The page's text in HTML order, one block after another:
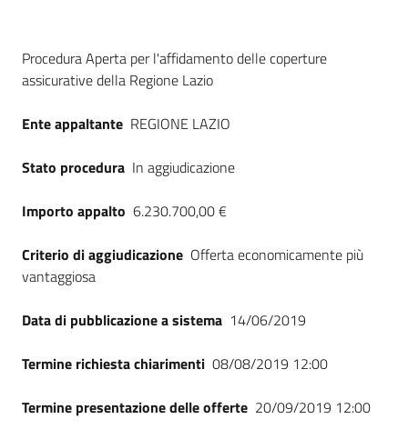
Dati del bando
Procedura Aperta per l'affidamento delle coperture
assicurative della Regione Lazio
Ente appaltante REGIONE LAZIO
Stato procedura In aggiudicazione
Importo appalto 6.230.700,00 €
Criterio di aggiudicazione Offerta economicamente più
vantaggiosa
Data di pubblicazione a sistema 14/06/2019
Termine richiesta chiarimenti 08/08/2019 12:00
Termine presentazione delle offerte 20/09/2019 12:00